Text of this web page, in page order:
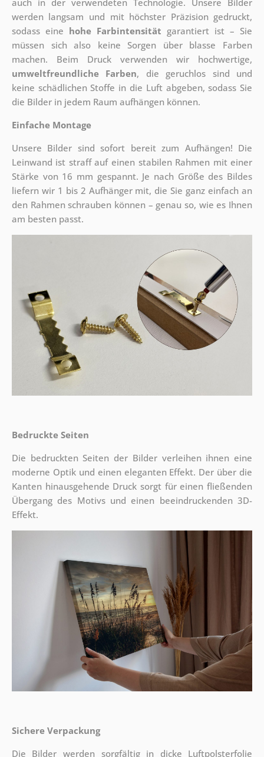
auch in der verwendeten Technologie. Unsere Bilder
werden langsam und mit höchster Präzision gedruckt,
sodass eine hohe Farbintensität garantiert ist – Sie
müssen sich also keine Sorgen über blasse Farben
machen. Beim Druck verwenden wir hochwertige,
umweltfreundliche Farben, die geruchlos sind und
keine schädlichen Stoffe in die Luft abgeben, sodass Sie
die Bilder in jedem Raum aufhängen können.
Einfache Montage
Unsere Bilder sind sofort bereit zum Aufhängen! Die
Leinwand ist straff auf einen stabilen Rahmen mit einer
Stärke von 16 mm gespannt. Je nach Größe des Bildes
liefern wir 1 bis 2 Aufhänger mit, die Sie ganz einfach an
den Rahmen schrauben können – genau so, wie es Ihnen
am besten passt.
Bedruckte Seiten
Die bedruckten Seiten der Bilder verleihen ihnen eine
moderne Optik und einen eleganten Effekt. Der über die
Kanten hinausgehende Druck sorgt für einen fließenden
Übergang des Motivs und einen beeindruckenden 3D-
Effekt.
Sichere Verpackung
Die Bilder werden sorgfältig in dicke Luftpolsterfolie